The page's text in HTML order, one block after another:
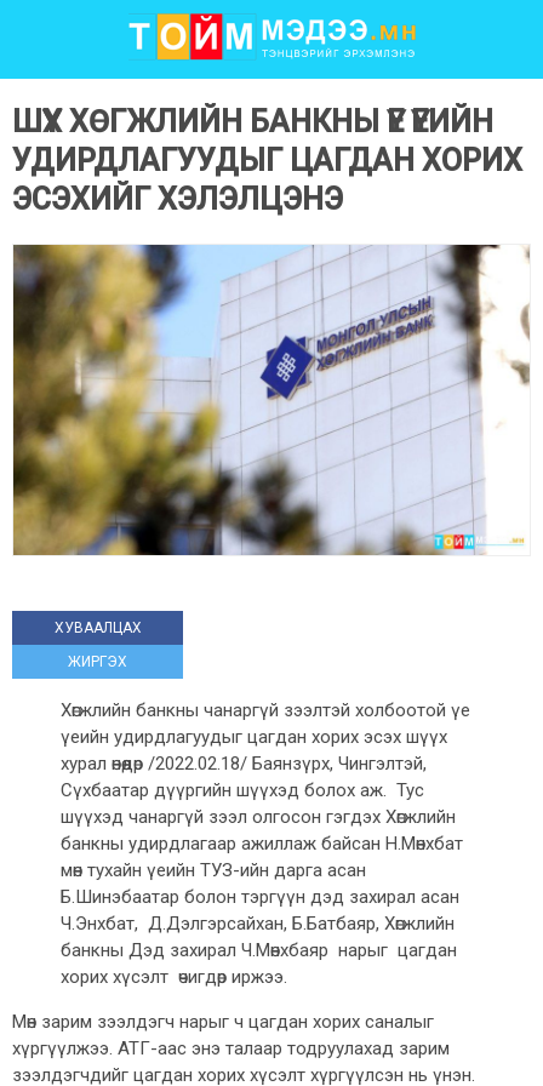
ШҮҮХ ХӨГЖЛИЙН БАНКНЫ ҮE ҮEИЙН
УДИРДЛАГУУДЫГ ЦАГДАН ХОРИХ
ЭСЭХИЙГ ХЭЛЭЛЦЭНЭ
ХУВААЛЦАХ
ЖИРГЭХ
Хөгжлийн банкны чанаргүй зээлтэй холбоотой үе
үеийн удирдлагуудыг цагдан хорих эсэх шүүх
хурал өнөөдөр /2022.02.18/ Баянзүрх, Чингэлтэй,
Сүхбаатар дүүргийн шүүхэд болох аж. Тус
шүүхэд чанаргүй зээл олгосон гэгдэх Хөгжлийн
банкны удирдлагаар ажиллаж байсан Н.Мөнхбат
мөн тухайн үеийн ТУЗ-ийн дарга асан
Б.Шинэбаатар болон тэргүүн дэд захирал асан
Ч.Энхбат, Д.Дэлгэрсайхан, Б.Батбаяр, Хөгжлийн
банкны Дэд захирал Ч.Мөнхбаяр нарыг цагдан
хорих хүсэлт өчигдөр иржээ.
Мөн зарим зээлдэгч нарыг ч цагдан хорих саналыг
хүргүүлжээ. АТГ-аас энэ талаар тодруулахад зарим
зээлдэгчдийг цагдан хорих хүсэлт хүргүүлсэн нь үнэн.